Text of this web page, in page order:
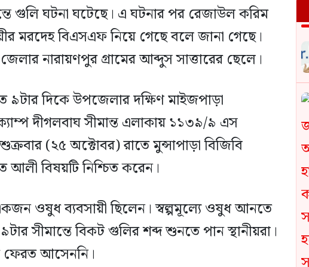
গুলি ঘটনা ঘটেছে। এ ঘটনার পর রেজাউল করিম
মরদেহ বিএসএফ নিয়ে গেছে বলে জানা গেছে।
নারায়ণপুর গ্রামের আব্দুস সাত্তারের ছেলে।
৯টার দিকে উপজেলার দক্ষিণ মাইজপাড়া
দীগলবাঘ সীমান্ত এলাকায় ১১৩৯/৯ এস
(২৫ অক্টোবর) রাতে মুন্সাপাড়া বিজিবি
আলী বিষয়টি নিশ্চিত করেন।
ওষুধ ব্যবসায়ী ছিলেন। স্বল্পমূল্যে ওষুধ আনতে
সীমান্তে বিকট গুলির শব্দ শুনতে পান স্থানীয়রা।
ফেরত আসেননি।